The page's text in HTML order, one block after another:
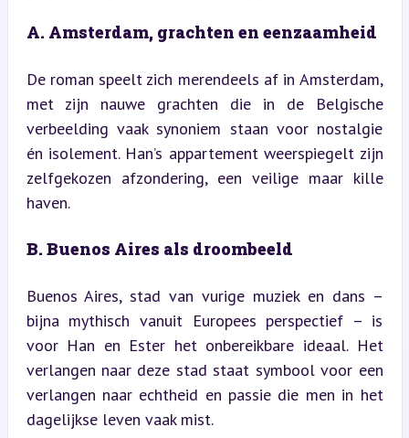
A. Amsterdam, grachten en eenzaamheid
De roman speelt zich merendeels af in Amsterdam,
met zijn nauwe grachten die in de Belgische
verbeelding vaak synoniem staan voor nostalgie
én isolement. Han’s appartement weerspiegelt zijn
zelfgekozen afzondering, een veilige maar kille
haven.
B. Buenos Aires als droombeeld
Buenos Aires, stad van vurige muziek en dans –
bijna mythisch vanuit Europees perspectief – is
voor Han en Ester het onbereikbare ideaal. Het
verlangen naar deze stad staat symbool voor een
verlangen naar echtheid en passie die men in het
dagelijkse leven vaak mist.